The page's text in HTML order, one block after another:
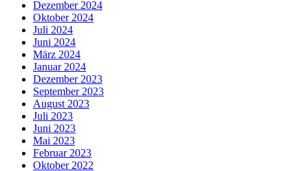
Dezember 2024
Oktober 2024
Juli 2024
Juni 2024
März 2024
Januar 2024
Dezember 2023
September 2023
August 2023
Juli 2023
Juni 2023
Mai 2023
Februar 2023
Oktober 2022